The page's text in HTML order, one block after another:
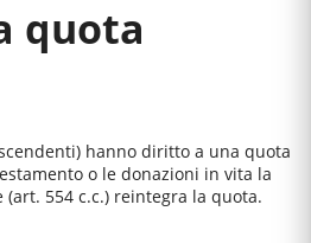
quota
hanno diritto a una quota
o le donazioni in vita la
554 c.c.) reintegra la quota.